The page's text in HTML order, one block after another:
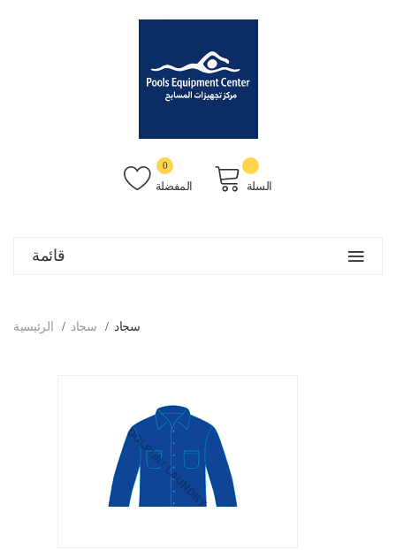
المفضلة
0
السلة
قائمة
الرئيسية سجاد سجاد